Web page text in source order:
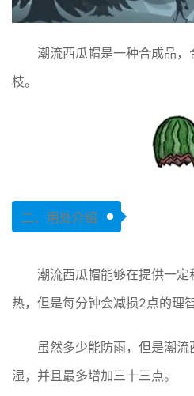
潮流西瓜帽是一种合成品
枝。
二、用处介绍
潮流西瓜帽能够在提供一
热，但是每分钟会减损2点的理智
虽然多少能防雨，但是潮
湿，并且最多增加三十三点。